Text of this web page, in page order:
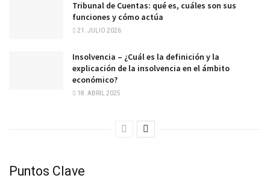
Tribunal de Cuentas: qué es, cuáles son sus
funciones y cómo actúa
21. JULIO 2026
Insolvencia – ¿Cuál es la definición y la
explicación de la insolvencia en el ámbito
económico?
18. ABRIL 2025
Puntos Clave